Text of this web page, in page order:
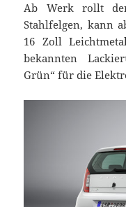
Ab Werk rollt
Stahlfelgen, kann
16 Zoll
bekannten
Grün“ für die